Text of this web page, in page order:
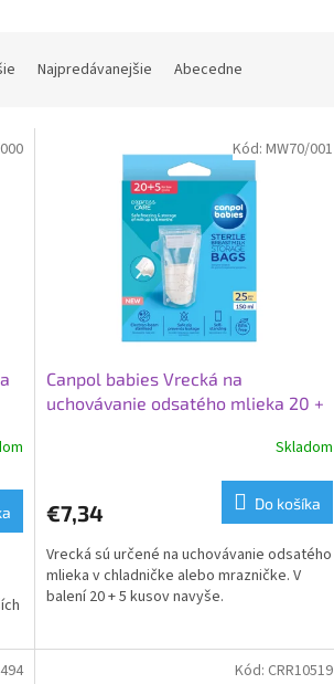
Najpredávanejšie Abecedne
Canpol babies Vrecká na
uchovávanie odsatého mlieka 20 +
Skladom
€7,34 Do košíka
Vrecká sú určené na uchovávanie odsatého
mlieka v chladničke alebo mrazničke. V
balení 20 + 5 kusov navyše.
Kód: MW70/001
Kód: CRR10519